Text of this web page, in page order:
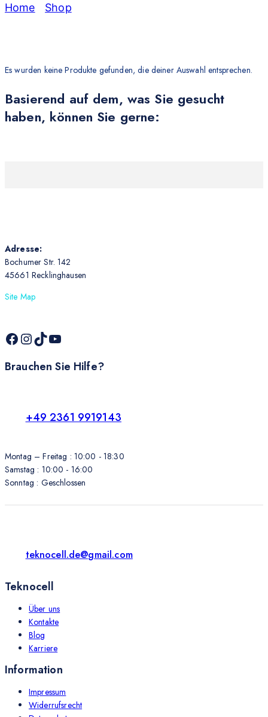
Home Shop
Es wurden keine Produkte gefunden, die deiner Auswahl entsprechen.
Basierend auf dem, was Sie gesucht
haben, können Sie gerne:
Adresse:
Bochumer Str. 142
45661 Recklinghausen
Site Map
Brauchen Sie Hilfe?
+49 2361 9919143
Montag – Freitag : 10:00 - 18:30
Samstag : 10:00 - 16:00
Sonntag : Geschlossen
teknocell.de@gmail.com
Teknocell
Über uns
Kontakte
Blog
Karriere
Information
Impressum
Widerrufsrecht